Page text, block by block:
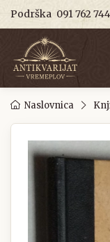
Podrška 091 762
Naslovnica